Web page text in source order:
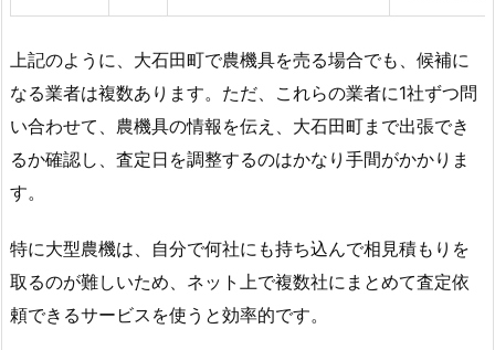
上記のように、大石田町で農機具を売る場合でも、候補に
なる業者は複数あります。ただ、これらの業者に1社ずつ問
い合わせて、農機具の情報を伝え、大石田町まで出張でき
るか確認し、査定日を調整するのはかなり手間がかかりま
す。
特に大型農機は、自分で何社にも持ち込んで相見積もりを
取るのが難しいため、ネット上で複数社にまとめて査定依
頼できるサービスを使うと効率的です。